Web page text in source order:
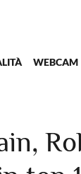
WEBCAM